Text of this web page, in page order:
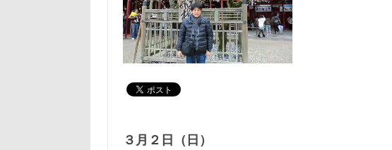
３月２日（日）